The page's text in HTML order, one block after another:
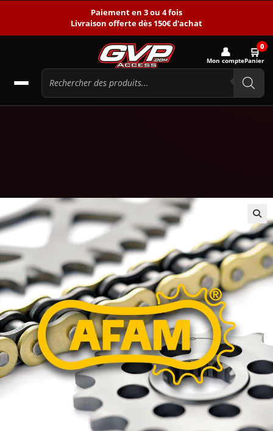
Paiement en 3 ou 4 fois
Livraison offerte dès 150€ d'achat
👤
Mon compte
🛒0
Panier
🔍